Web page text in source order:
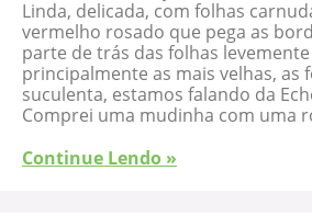
Linda, delicada, com folhas
vermelho rosado que pega as
parte de trás das folhas
principalmente as mais velhas, as
suculenta, estamos falando da
Comprei uma mudinha com uma
Continue Lendo »